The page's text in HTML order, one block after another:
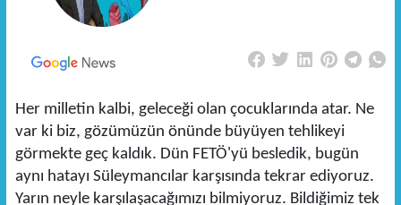
Her milletin kalbi, geleceği olan çocuklarında atar. Ne
var ki biz, gözümüzün önünde büyüyen tehlikeyi
görmekte geç kaldık. Dün FETÖ'yü besledik, bugün
aynı hatayı Süleymancılar karşısında tekrar ediyoruz.
Yarın neyle karşılaşacağımızı bilmiyoruz. Bildiğimiz tek